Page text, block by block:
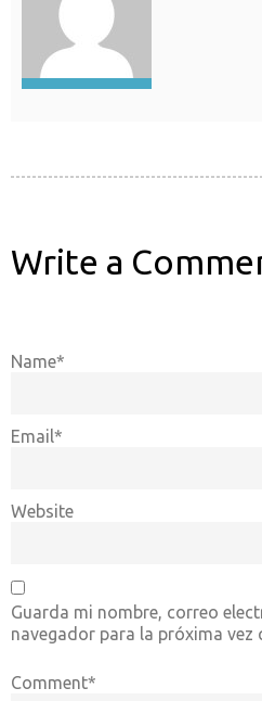
Write a
Name*
Email*
Website
Guarda mi nombre, correo
navegador para la próxima vez
Comment*